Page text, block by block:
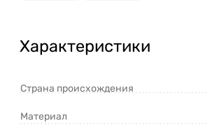
Характеристики
Страна происхождения
Материал